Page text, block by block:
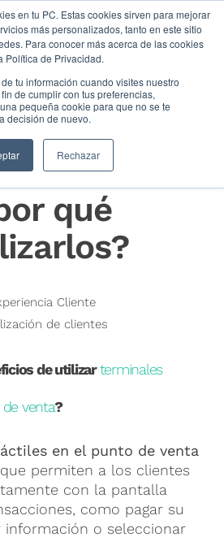
en tu PC. Estas cookies sirven para mejorar
más personalizados, tanto en este sitio
Para conocer más acerca de las cookies
Política de Privacidad.
tu información cuando visites nuestro
de cumplir con tus preferencias,
pequeña cookie para que no se te
decisión de nuevo.
Rechazar
táctiles
de venta:
qué
Cliente
de clientes
de utilizarterminales
venta?
en el punto de venta
permiten a los clientes
con la pantalla
, como pagar su
información o seleccionar